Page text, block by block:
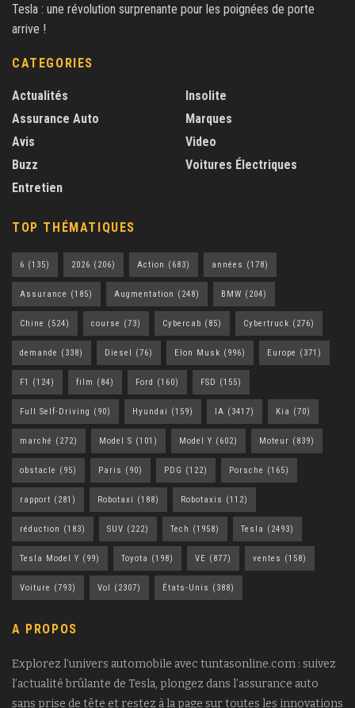
Tesla : une révolution surprenante pour les poignées de porte
arrive !
CATEGORIES
Actualités
Assurance Auto
Avis
Buzz
Entretien
Insolite
Marques
Video
Voitures Électriques
TOP THÉMATIQUES
6 (135) 2026 (206) Action (683) années (178)
Assurance (185) Augmentation (248) BMW (204)
Chine (524) course (73) Cybercab (85) Cybertruck (276)
demande (338) Diesel (76) Elon Musk (996) Europe (371)
F1 (124) film (84) Ford (160) FSD (155)
Full Self-Driving (90) Hyundai (159) IA (3417) Kia (70)
marché (272) Model S (101) Model Y (602) Moteur (839)
obstacle (95) Paris (90) PDG (122) Porsche (165)
rapport (281) Robotaxi (188) Robotaxis (112)
réduction (183) SUV (222) Tech (1958) Tesla (2493)
Tesla Model Y (99) Toyota (198) VE (877) ventes (158)
Voiture (793) Vol (2307) États-Unis (388)
A PROPOS
Explorez l’univers automobile avec tuntasonline.com : suivez
l’actualité brûlante de Tesla, plongez dans l’assurance auto
sans prise de tête et restez à la page sur toutes les innovations